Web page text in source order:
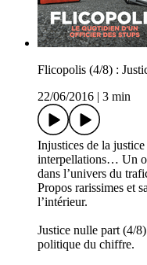
Flicopolis (4/8) :
22/06/2016
3 min
Injustices de la
interpellations… Un
dans l’univers du
Propos rarissimes et
l’intérieur.
Justice nulle part (4/
politique du chiffre.